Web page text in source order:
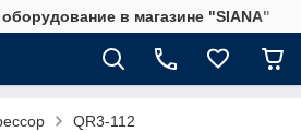
в магазине "SIANA"
QR3-112